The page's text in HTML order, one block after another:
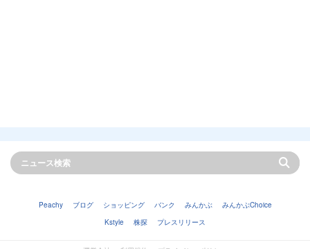
Peachy ブログ ショッピング バンク みんかぶ
みんかぶChoice
Kstyle
株探 プレスリリース